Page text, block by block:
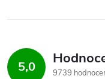
5,0
9739